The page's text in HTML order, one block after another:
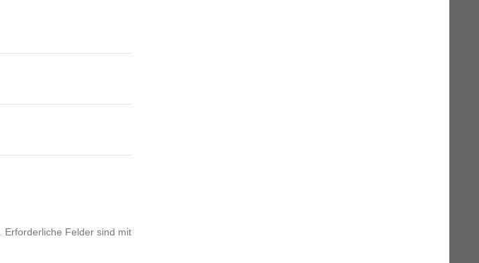
Erforderliche Felder sind mit